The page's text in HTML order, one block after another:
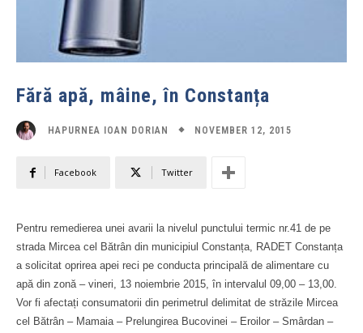
Fără apă, mâine, în Constanța
HAPURNEA IOAN DORIAN NOVEMBER 12, 2015
Facebook Twitter
Pentru remedierea unei avarii la nivelul punctului termic nr.41 de pe
strada Mircea cel Bătrân din municipiul Constanța, RADET Constanța
a solicitat oprirea apei reci pe conducta principală de alimentare cu
apă din zonă – vineri, 13 noiembrie 2015, în intervalul 09,00 – 13,00.
Vor fi afectați consumatorii din perimetrul delimitat de străzile Mircea
cel Bătrân – Mamaia – Prelungirea Bucovinei – Eroilor – Smârdan –